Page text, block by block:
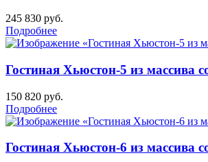
245 830 руб.
Подробнее
Гостиная Хьюстон-5 из массива
150 820 руб.
Подробнее
Гостиная Хьюстон-6 из массива